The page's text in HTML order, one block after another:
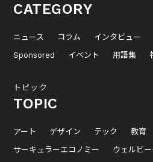
CATEGORY
ニュース コラム インタビュー
Sponsored
イベント 用語集
トピック
TOPIC
アート デザイン テック 教育
サーキュラーエコノミー
ウェルビ